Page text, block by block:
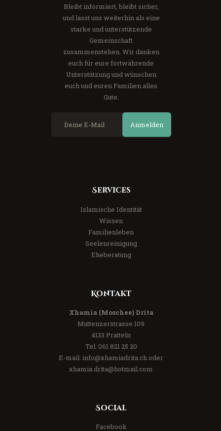
Bleibt informiert, bleibt sicher,
und lasst uns weiterhin als eine
starke und unterstützende
Gemeinschaft
zusammenstehen. Wir danken
euch für eure fortwährende
Unterstützung und wünschen
euch und euren Familien alles
Gute.
Anmelden
Services
Islamische Identität
Wissen
Familienleben
Seelenreinigung
Eheberatung
Kontakt
Xhamia (Moschee) Drita
Muttenzerstrasse 109
4133 Pratteln
Tel: 061 821 25 20
E-mail: info@xhamiadrita.ch oder
xhamia.drita@hotmail.com
Social
Facebook